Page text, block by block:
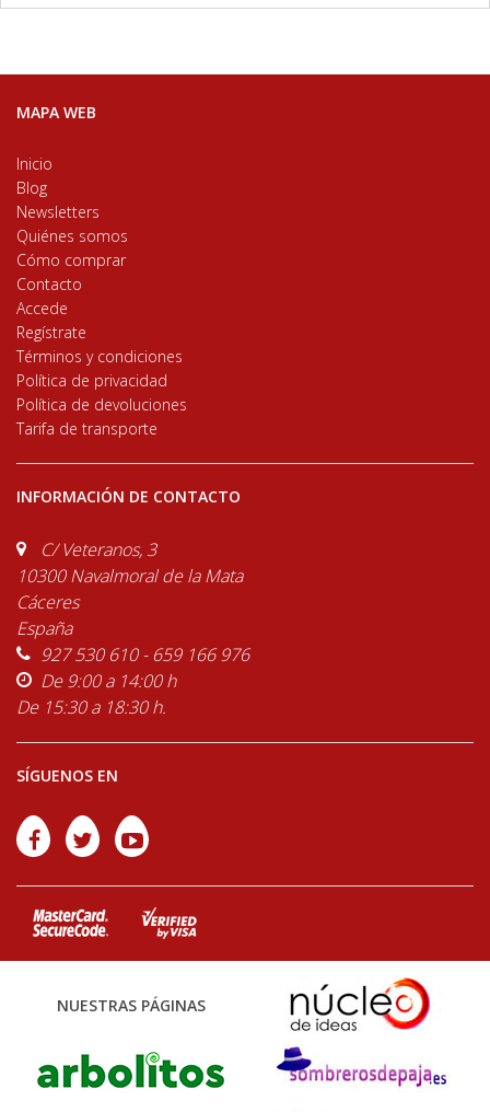
MAPA WEB
Inicio
Blog
Newsletters
Quiénes somos
Cómo comprar
Contacto
Accede
Regístrate
Términos y condiciones
Política de privacidad
Política de devoluciones
Tarifa de transporte
INFORMACIÓN DE CONTACTO
C/ Veteranos, 3
10300 Navalmoral de la Mata
Cáceres
España
927 530 610 - 659 166 976
De 9:00 a 14:00 h
De 15:30 a 18:30 h.
SÍGUENOS EN
NUESTRAS PÁGINAS